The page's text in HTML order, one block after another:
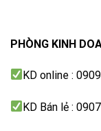
PHÒNG KINH
KD online :
KD Bán lẻ :